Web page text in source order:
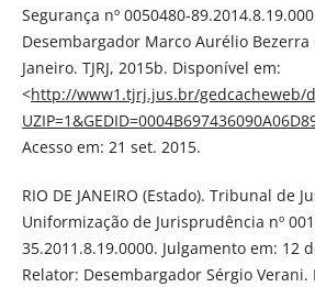
Segurança nº 0050480-
Desembargador Marco Aurélio Bezerra
Janeiro. TJRJ, 2015b. Disponível em:
<http://www1.tjrj.jus.br/gedcacheweb/
Acesso em: 21 set. 2015.
RIO DE JANEIRO (Estado). Tribunal de
Uniformização de Jurisprudência nº
35.2011.8.19.0000. Julgamento em: 12
Relator: Desembargador Sérgio Verani.